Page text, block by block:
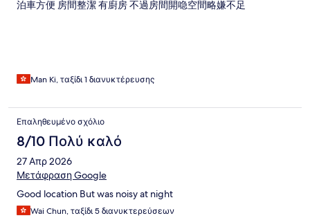
泊車方便 房間整潔 有廚房 不過房間開喼空間略嫌不足
Man Ki, ταξίδι 1 διανυκτέρευσης
Επαληθευμένο σχόλιο
8/10 Πολύ καλό
27 Απρ 2026
Μετάφραση Google
Good location But was noisy at night
Wai Chun, ταξίδι 5 διανυκτερεύσεων